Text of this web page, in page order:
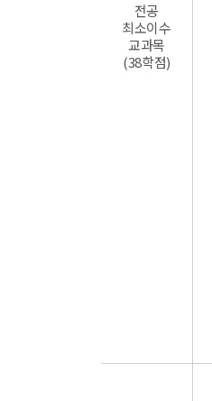
전공
최소이수
교과목
(38학점)